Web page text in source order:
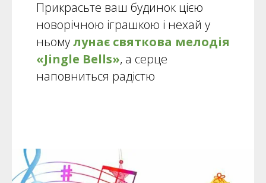
Прикрасьте ваш будинок цією
новорічною іграшкою і нехай у
ньомулунає святкова мелодія
«Jingle Bells», а серце
наповниться радістю